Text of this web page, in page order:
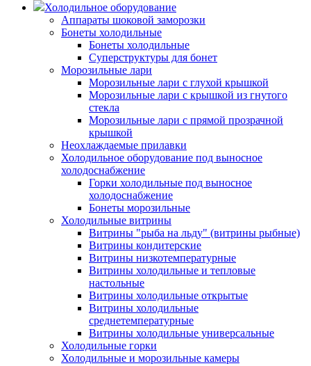
Холодильное оборудование
Аппараты шоковой заморозки
Бонеты холодильные
Бонеты холодильные
Суперструктуры для бонет
Морозильные лари
Морозильные лари с глухой крышкой
Морозильные лари с крышкой из гнутого
стекла
Морозильные лари с прямой прозрачной
крышкой
Неохлаждаемые прилавки
Холодильное оборудование под выносное
холодоснабжение
Горки холодильные под выносное
холодоснабжение
Бонеты морозильные
Холодильные витрины
Витрины "рыба на льду" (витрины рыбные)
Витрины кондитерские
Витрины низкотемпературные
Витрины холодильные и тепловые
настольные
Витрины холодильные открытые
Витрины холодильные
среднетемпературные
Витрины холодильные универсальные
Холодильные горки
Холодильные и морозильные камеры